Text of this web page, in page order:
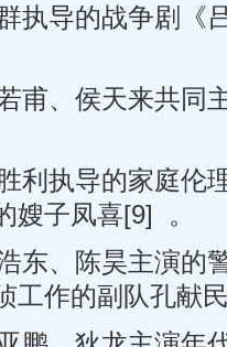
导的战争剧《
、侯天来共同
执导的家庭伦
嫂子凤喜[9] 。
、陈昊主演的
工作的副队孔献